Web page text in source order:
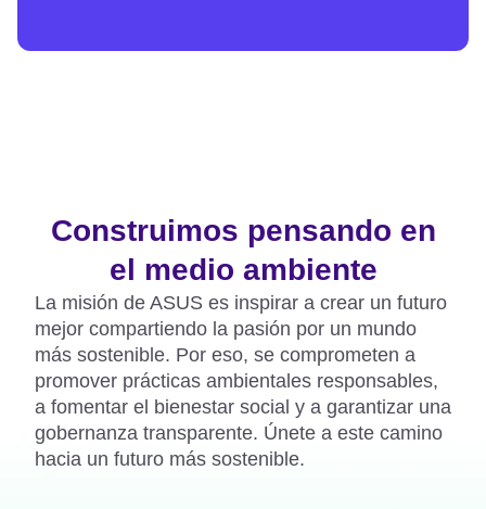
comunidad.​ ​
Entretenimiento y Finanzas.​
Construimos pensando en
el medio ambiente​
La misión de ASUS es inspirar a crear un futuro
mejor compartiendo la pasión por un mundo
más sostenible. Por eso, se comprometen a
promover prácticas ambientales responsables,
a fomentar el bienestar social y a garantizar una
gobernanza transparente. Únete a este camino
hacia un futuro más sostenible.